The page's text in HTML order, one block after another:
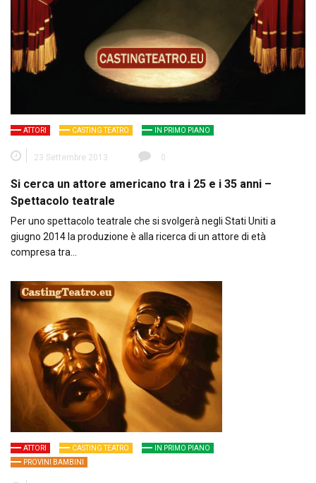
ATTORI CASTING TEATRO IN PRIMO PIANO
23 Settembre 2013 0
Si cerca un attore americano tra i 25 e i 35 anni –
Spettacolo teatrale
Per uno spettacolo teatrale che si svolgerà negli Stati Uniti a
giugno 2014 la produzione è alla ricerca di un attore di età
compresa tra…
ATTORI CASTING TEATRO
IN PRIMO PIANO
PROVINI BAMBINI